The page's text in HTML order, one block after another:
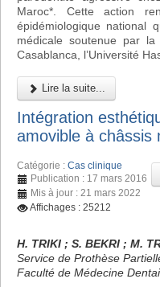
Maroc*. Cette action
épidémiologique national
médicale soutenue par
Casablanca, l’Université
Lire la suite...
Intégration
amovible à châssis
Catégorie : Cas clinique
Publication : 17 mars 2016
Mis à jour : 21 mars 2022
Affichages : 25212
H. TRIKI ; S. BEKRI ; M.
Service de Prothèse
Faculté de Médecine